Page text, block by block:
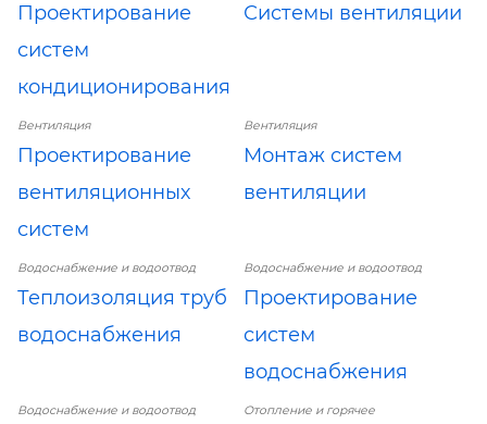
Проектирование
систем
кондиционирования
Системы вентиляции
Вентиляция
Проектирование
вентиляционных
систем
Вентиляция
Монтаж систем
вентиляции
Водоснабжение и водоотвод
Теплоизоляция труб
водоснабжения
Водоснабжение и водоотвод
Проектирование
систем
водоснабжения
Водоснабжение и водоотвод
Отопление и горячее